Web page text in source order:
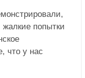
попытки
что у нас